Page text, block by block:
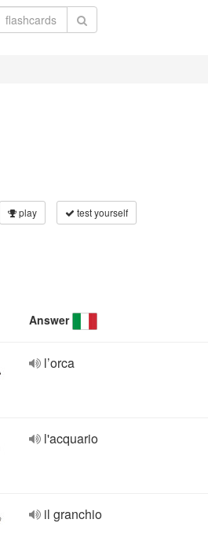
play test yourself
Answer
l’orca
l'acquario
il granchio